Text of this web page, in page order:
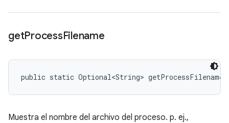
getProcessFilename
public static Optional<String> getProcessFilename
Muestra el nombre del archivo del proceso. p. ej.,